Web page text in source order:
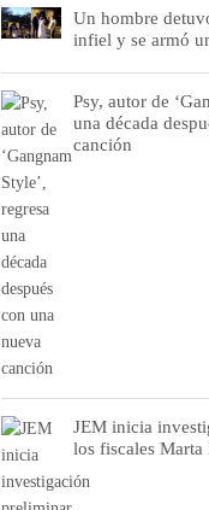
Un hombre
infiel y se armó
Psy, autor de
una década
canción
JEM inicia
los fiscales